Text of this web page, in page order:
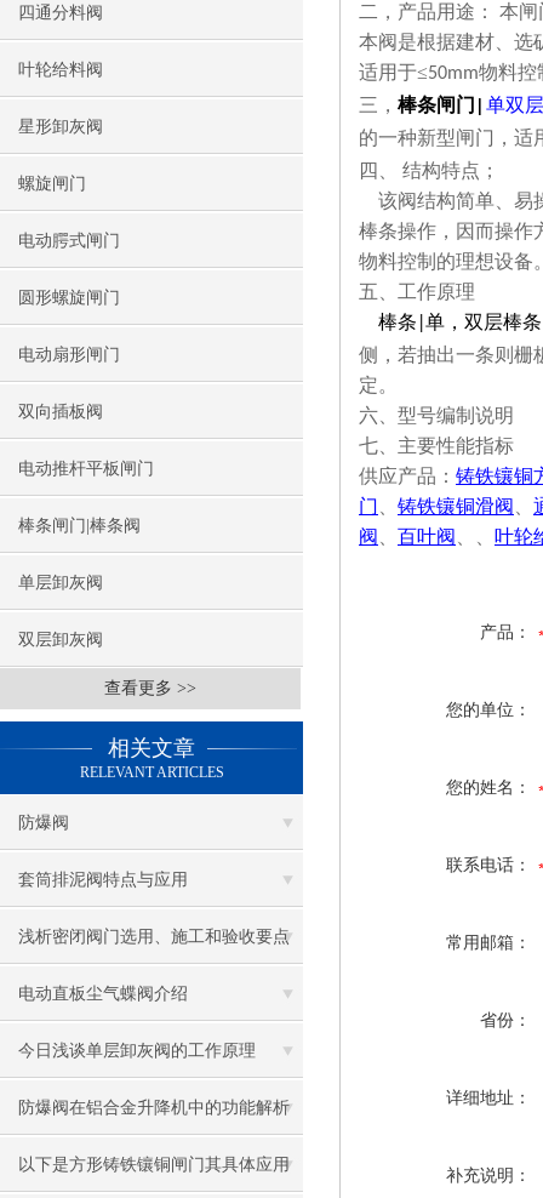
四通分料阀
叶轮给料阀
星形卸灰阀
螺旋闸门
电动腭式闸门
圆形螺旋闸门
电动扇形闸门
双向插板阀
电动推杆平板闸门
棒条闸门|棒条阀
单层卸灰阀
双层卸灰阀
查看更多 >>
相关文章
RELEVANT ARTICLES
防爆阀
套筒排泥阀特点与应用
浅析密闭阀门选用、施工和验收要点
电动直板尘气蝶阀介绍
今日浅谈单层卸灰阀的工作原理
防爆阀在铝合金升降机中的功能解析
以下是方形铸铁镶铜闸门其具体应用
二，产品用途： 本
本阀是根据建材、选
适用于≤50mm物料控
三，棒条闸门
单双
的一种新型闸门，适
四、 结构特点；
该阀结构简单、易
棒条操作，因而操作
物料控制的理想设备
五、工作原理
棒条 单，双层棒条
侧，若抽出一条则栅
定。
六、型号编制说明
七、主要性能指标
供应产品： 铸铁镶铜
门
铸铁镶铜滑阀
阀
百叶阀 叶轮
产品：
您的单位：
您的姓名：
联系电话：
常用邮箱：
省份：
详细地址：
补充说明：